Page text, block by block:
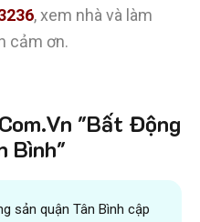
, xem nhà và làm
cảm ơn.
, mua bán được nhanh hơn
sự trợ giúp đắc lực của
REAL
Hàng Đã Tìm Mua
"Bất Động
Bình"
sản quận Tân Bình cập